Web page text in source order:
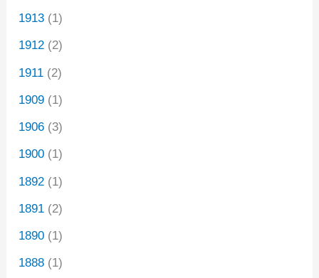
1913 (1)
1912 (2)
1911 (2)
1909 (1)
1906 (3)
1900 (1)
1892 (1)
1891 (2)
1890 (1)
1888 (1)